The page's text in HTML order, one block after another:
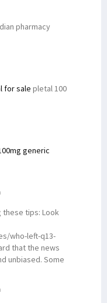
pharmacy
for sale pletal 100
generic
these tips: Look
who-left-q13-
that the news
unbiased. Some